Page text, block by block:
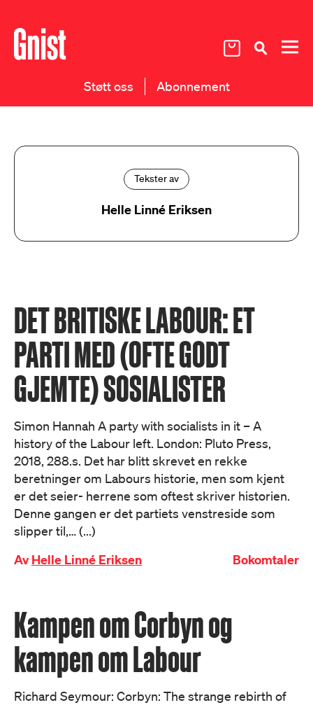
Støtt oss Abonnement
Tekster av
Helle Linné Eriksen
DET BRITISKE LABOUR: ET
PARTI MED (OFTE GODT
GJEMTE) SOSIALISTER
Simon Hannah A party with socialists in it – A
history of the Labour left. London: Pluto Press,
2018, 288.s. Det har blitt skrevet en rekke
beretninger om Labours historie, men som kjent
er det seier- herrene som oftest skriver historien.
Denne gangen er det partiets venstreside som
slipper til,… (...)
AvHelle Linné Eriksen Bokomtaler
Kampen om Corbyn og
kampen om Labour
Richard Seymour: Corbyn: The strange rebirth of